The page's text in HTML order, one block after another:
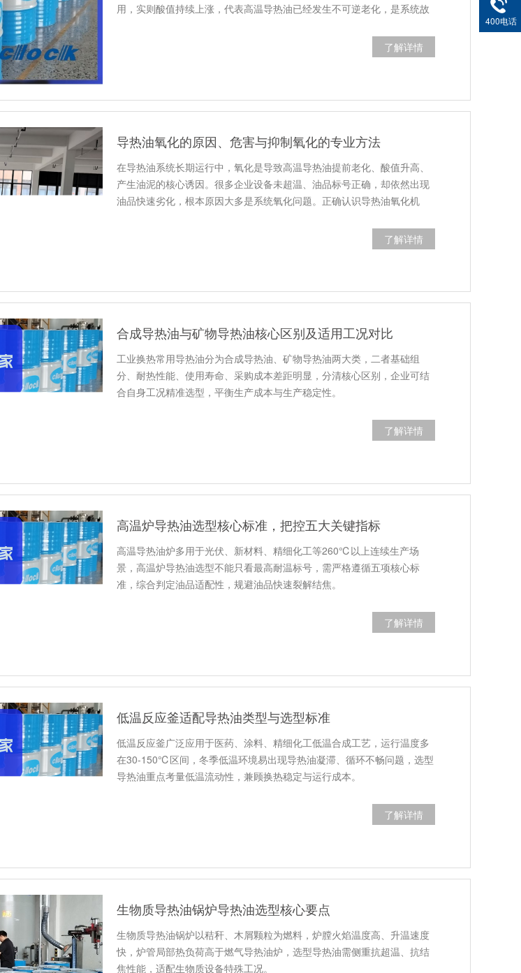
用，实则酸值持续上涨，代表高温导热油已经发生不可逆老化，是系统故
了解详情
导热油氧化的原因、危害与抑制氧化的专业方法
在导热油系统长期运行中，氧化是导致高温导热油提前老化、酸值升高、
产生油泥的核心诱因。很多企业设备未超温、油品标号正确，却依然出现
油品快速劣化，根本原因大多是系统氧化问题。正确认识导热油氧化机
了解详情
合成导热油与矿物导热油核心区别及适用工况对比
工业换热常用导热油分为合成导热油、矿物导热油两大类，二者基础组
分、耐热性能、使用寿命、采购成本差距明显，分清核心区别，企业可结
合自身工况精准选型，平衡生产成本与生产稳定性。
了解详情
高温炉导热油选型核心标准，把控五大关键指标
高温导热油炉多用于光伏、新材料、精细化工等260℃以上连续生产场
景，高温炉导热油选型不能只看最高耐温标号，需严格遵循五项核心标
准，综合判定油品适配性，规避油品快速裂解结焦。
了解详情
低温反应釜适配导热油类型与选型标准
低温反应釜广泛应用于医药、涂料、精细化工低温合成工艺，运行温度多
在30-150℃区间，冬季低温环境易出现导热油凝滞、循环不畅问题，选型
导热油重点考量低温流动性，兼顾换热稳定与运行成本。
了解详情
生物质导热油锅炉导热油选型核心要点
生物质导热油锅炉以秸秆、木屑颗粒为燃料，炉膛火焰温度高、升温速度
快，炉管局部热负荷高于燃气导热油炉，选型导热油需侧重抗超温、抗结
焦性能，适配生物质设备特殊工况。
400电话